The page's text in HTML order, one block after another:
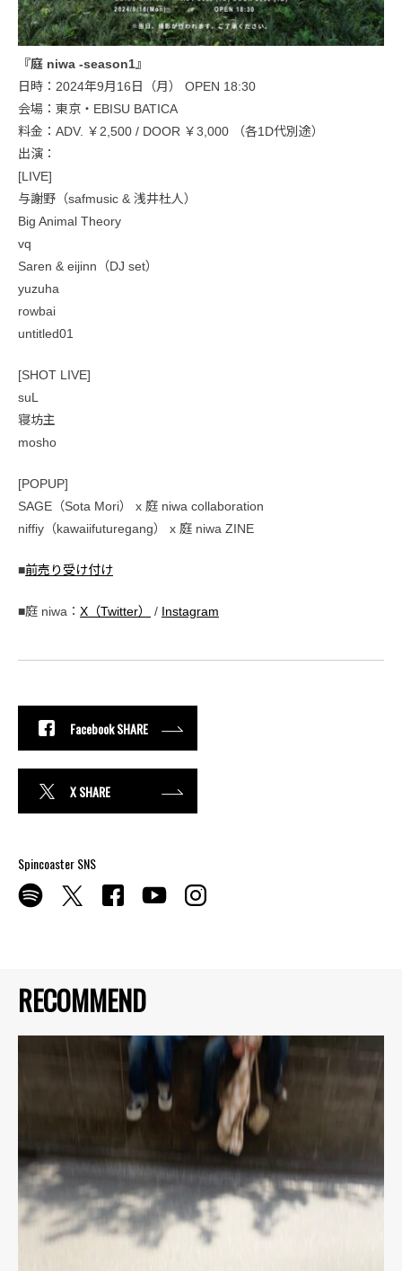
RECOMMEND
『庭 niwa -season1』
日時：2024年9月16日（月） OPEN 18:30
会場：東京・EBISU BATICA
料金：ADV. ￥2,500 / DOOR ￥3,000 （各1D代別途）
出演：
[LIVE]
与謝野（safmusic & 浅井杜人）
Big Animal Theory
vq
Saren & eijinn（DJ set）
yuzuha
rowbai
untitled01
[SHOT LIVE]
suL
寝坊主
mosho
[POPUP]
SAGE（Sota Mori） x 庭 niwa collaboration
niffiy（kawaiifuturegang） x 庭 niwa ZINE
■前売り受け付け
■庭 niwa： X（Twitter） / Instagram
Facebook SHARE
X SHARE
Spincoaster SNS